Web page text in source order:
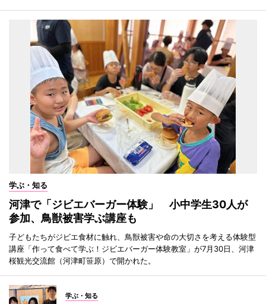
学ぶ・知る
河津で「ジビエバーガー体験」 小中学生30人が
参加、鳥獣被害学ぶ講座も
子どもたちがジビエ食材に触れ、鳥獣被害や命の大切さを考える体験型
講座「作って食べて学ぶ！ジビエバーガー体験教室」が7月30日、河津
桜観光交流館（河津町笹原）で開かれた。
学ぶ・知る